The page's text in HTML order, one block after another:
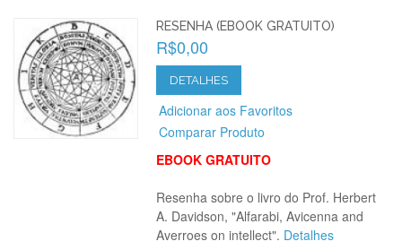
RESENHA (EBOOK GRATUITO)
R$0,00
DETALHES
Adicionar aos Favoritos
Comparar Produto
EBOOK GRATUITO
Resenha sobre o livro do Prof. Herbert
A. Davidson, "Alfarabi, Avicenna and
Averroes on intellect". Detalhes